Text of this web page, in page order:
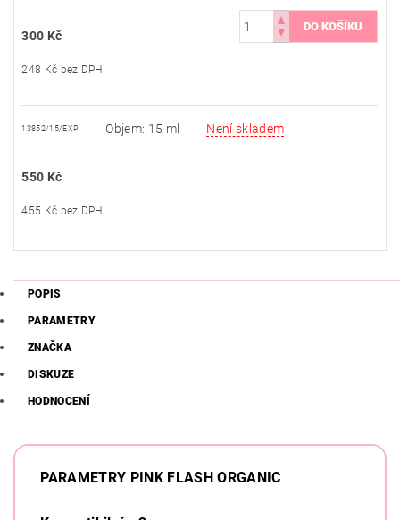
300 Kč
248 Kč bez DPH
13852/15/EXP Objem: 15 ml Není skladem
550 Kč
455 Kč bez DPH
POPIS
PARAMETRY
ZNAČKA
DISKUZE
HODNOCENÍ
PARAMETRY PINK FLASH ORGANIC